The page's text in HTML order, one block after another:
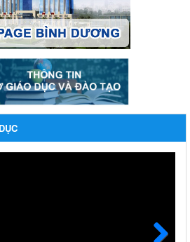
tiêm vắc xin phòng Covid 19
vắc xin phòng Covid 19
thi " An toàn giao thông cho nụ
học sinh và giáo viên trung học
thi " An toàn giao thông cho nụ cười
toán không dùng tiền mặt các
năm học 2023-2024 và các năm